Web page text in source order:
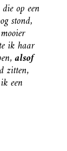
op een
stond,
ik haar
alsof
zitten,
een